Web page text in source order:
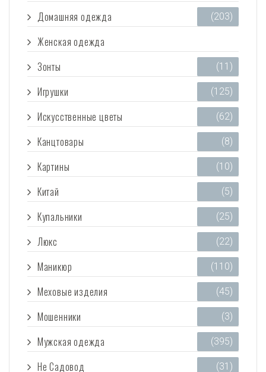
Домашняя одежда (203)
Женская одежда
Зонты (11)
Игрушки (125)
Искусственные цветы (62)
Канцтовары (8)
Картины (10)
Китай (5)
Купальники (25)
Люкс (22)
Маникюр (110)
Меховые изделия (45)
Мошенники (3)
Мужская одежда (395)
Не Садовод (31)